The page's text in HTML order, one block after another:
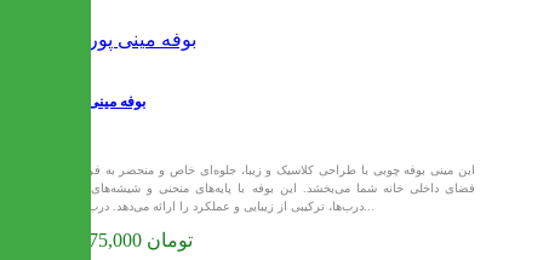
بوفه مینی پورتو
این مینی بوفه چوبی با طراحی کلاسیک و زیبا، جلوه‌ای خاص و منحصر به فرد به
فضای داخلی خانه شما می‌بخشد. این بوفه با پایه‌های منحنی و شیشه‌های زیبا
27,375,000 تومان